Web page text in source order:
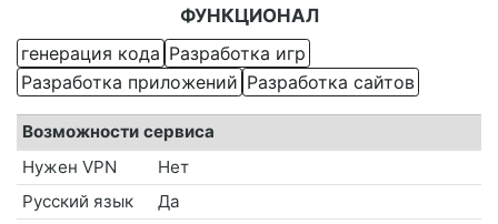
ФУНКЦИОНАЛ
генерация кода Разработка игр
Разработка приложений Разработка сайтов
Возможности сервиса
Нужен VPN
Нет
Русский язык
Да